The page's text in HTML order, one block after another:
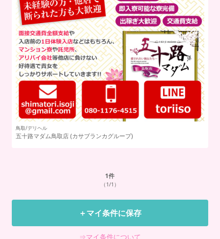
鳥取/デリヘル
五十路マダム鳥取店(カサブランカグループ)
1件
（1/1）
＋マイ条件に保存
⇒マイ条件について